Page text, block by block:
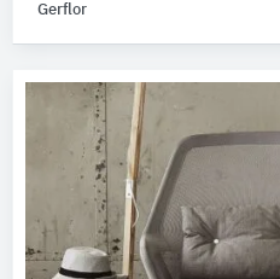
Gerflor